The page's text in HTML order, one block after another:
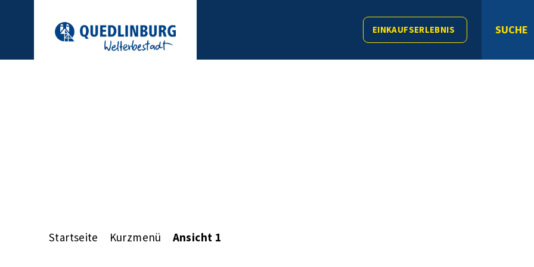
EINKAUFSERLEBNIS SUCHE
Startseite Kurzmenü Ansicht 1